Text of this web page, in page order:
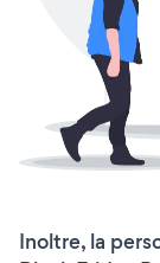
Inoltre, la